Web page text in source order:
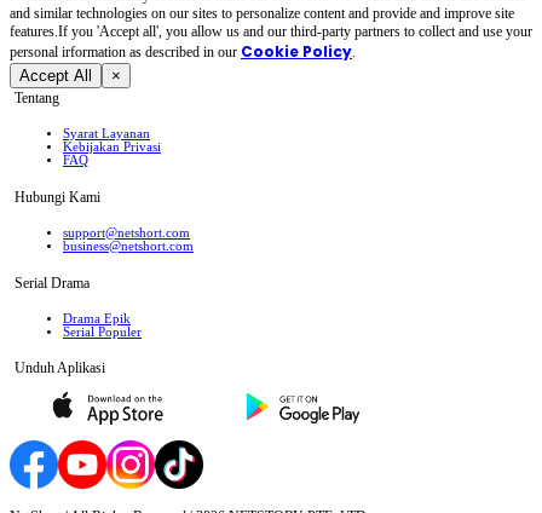
and similar technologies on our sites to personalize content and provide and improve site
features.If you 'Accept all', you allow us and our third-party partners to collect and use your
personal irformation as described in our Cookie Policy.
Accept All ×
Tentang
Syarat Layanan
Kebijakan Privasi
FAQ
Hubungi Kami
support@netshort.com
business@netshort.com
Serial Drama
Drama Epik
Serial Populer
Unduh Aplikasi